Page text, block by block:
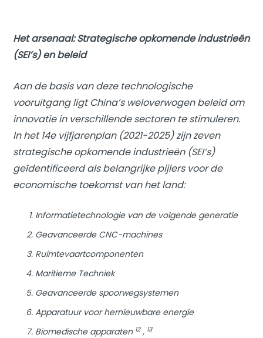
Het arsenaal: Strategische opkomende industrieën
(SEI’s) en beleid
Aan de basis van deze technologische
vooruitgang ligt China’s weloverwogen beleid om
innovatie in verschillende sectoren te stimuleren.
In het 14e vijfjarenplan (2021-2025) zijn zeven
strategische opkomende industrieën (SEI’s)
geïdentificeerd als belangrijke pijlers voor de
economische toekomst van het land:
Informatietechnologie van de volgende generatie
Geavanceerde CNC-machines
Ruimtevaartcomponenten
Maritieme Techniek
Geavanceerde spoorwegsystemen
Apparatuur voor hernieuwbare energie
Biomedische apparaten 12, 13